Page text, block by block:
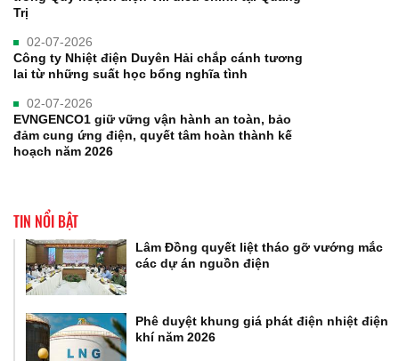
Trị
02-07-2026
Công ty Nhiệt điện Duyên Hải chắp cánh tương
lai từ những suất học bổng nghĩa tình
02-07-2026
EVNGENCO1 giữ vững vận hành an toàn, bảo
đảm cung ứng điện, quyết tâm hoàn thành kế
hoạch năm 2026
TIN NỔI BẬT
Lâm Đồng quyết liệt tháo gỡ vướng mắc
các dự án nguồn điện
Phê duyệt khung giá phát điện nhiệt điện
khí năm 2026